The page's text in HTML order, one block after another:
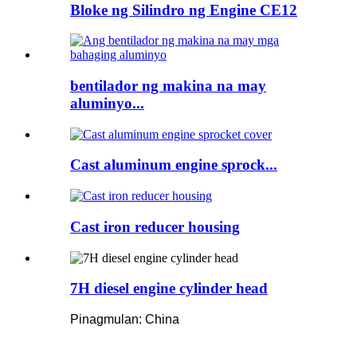
Bloke ng Silindro ng Engine CE12
bentilador ng makina na may
aluminyo...
Cast aluminum engine sprock...
Cast iron reducer housing
7H diesel engine cylinder head
Pinagmulan: China